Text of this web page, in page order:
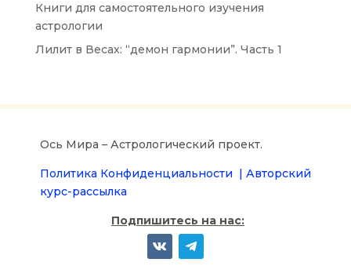
Книги для самостоятельного изучения
астрологии
Лилит в Весах: “демон гармонии”. Часть 1
Ось Мира – Астрологический проект.
Политика Конфиденциальности | Авторский
курс-рассылка
Подпишитесь на нас: